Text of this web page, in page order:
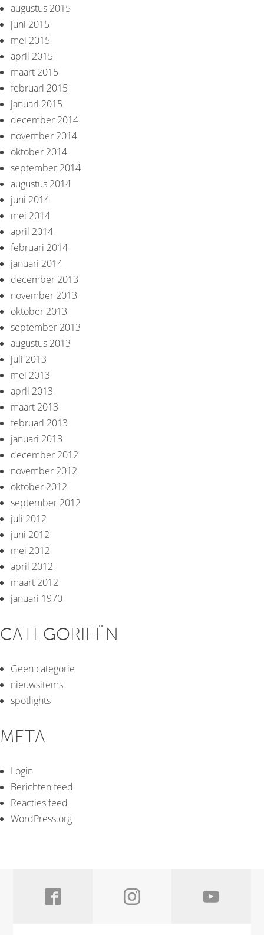
augustus 2015
juni 2015
mei 2015
april 2015
maart 2015
februari 2015
januari 2015
december 2014
november 2014
oktober 2014
september 2014
augustus 2014
juni 2014
mei 2014
april 2014
februari 2014
januari 2014
december 2013
november 2013
oktober 2013
september 2013
augustus 2013
juli 2013
mei 2013
april 2013
maart 2013
februari 2013
januari 2013
december 2012
november 2012
oktober 2012
september 2012
juli 2012
juni 2012
mei 2012
april 2012
maart 2012
januari 1970
CATEGORIEËN
Geen categorie
nieuwsitems
spotlights
META
Login
Berichten feed
Reacties feed
WordPress.org